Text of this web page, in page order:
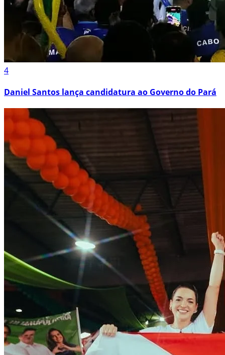
4
Daniel Santos lança candidatura ao Governo do Pará